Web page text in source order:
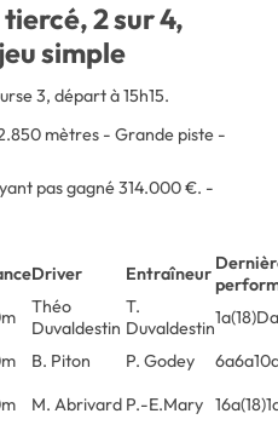
2 sur 4,
simple
3, départ à 15h15.
mètres - Grande piste -
pas gagné 314.000 €. -
Driver Entraîneur
Théo
Duvaldestin
T.
Duvaldestin
B. Piton P. Godey
M. Abrivard P.-E.Mary